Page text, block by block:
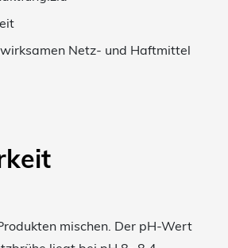
Netz- und Haftmittel
mischen. Der pH-Wert